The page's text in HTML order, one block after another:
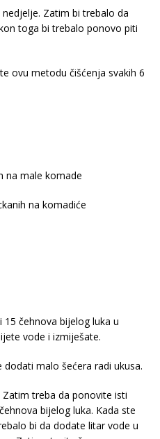
Zatim bi trebalo da
toga bi trebalo ponovo piti
ovu metodu čišćenja svakih 6
na male komade
na komadiće
čehnova bijelog luka u
vode i izmiješate.
malo šećera radi ukusa.
treba da ponovite isti
bijelog luka. Kada ste
bi da dodate litar vode u